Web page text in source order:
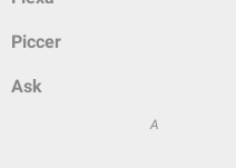
Piccer
Ask
A